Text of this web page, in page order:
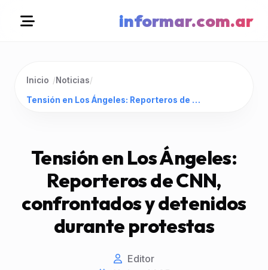
informar.com.ar
Inicio /Noticias/
Tensión en Los Ángeles: Reporteros de CNN, confrontados y detenidos durante protestas
Tensión en Los Ángeles:
Reporteros de CNN,
confrontados y detenidos
durante protestas
Editor